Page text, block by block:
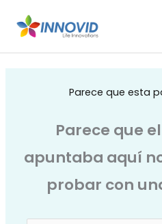
Parece que esta
Parece que
apuntaba aquí
probar con